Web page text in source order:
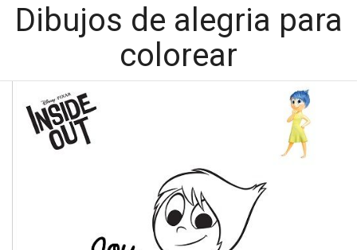
Dibujos de alegria para
colorear